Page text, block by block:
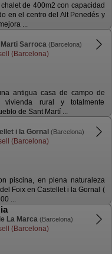
de 400m2 con capacidad
en el centro del Alt Penedés y
...
Sarroca (Barcelona)
(Barcelona)
antigua casa de campo de
vivienda rural y totalmente
de Sant Martí ...
i la Gornal (Barcelona)
(Barcelona)
piscina, en plena naturaleza
Foix en Castellet i la Gornal (
...
La Marca (Barcelona)
(Barcelona)